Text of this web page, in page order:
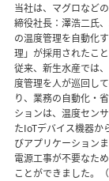
当社は、マグロなど
締役社長：澤浩二氏
の温度管理を自動化
理」が採用されたこ
従来、新生水産では
度管理を人が巡回し
り、業務の自動化・
ションは、温度セン
たIoTデバイス機器か
びアプリケーション
電源工事が不要なた
ことができました。